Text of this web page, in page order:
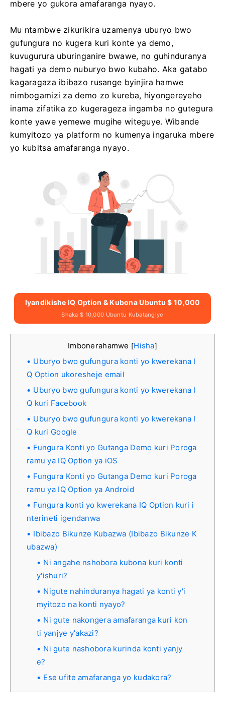
mbere yo gukora amafaranga nyayo.
Mu ntambwe zikurikira uzamenya uburyo bwo
gufungura no kugera kuri konte ya demo,
kuvugurura uburinganire bwawe, no guhinduranya
hagati ya demo nuburyo bwo kubaho. Aka gatabo
kagaragaza ibibazo rusange byinjira hamwe
nimbogamizi za demo zo kureba, hiyongereyeho
inama zifatika zo kugerageza ingamba no gutegura
konte yawe yemewe mugihe witeguye. Wibande
kumyitozo ya platform no kumenya ingaruka mbere
yo kubitsa amafaranga nyayo.
Iyandikishe IQ Option & Kubona Ubuntu $ 10,000
Shaka $ 10,000 Ubuntu Kubatangiye
Imbonerahamwe [Hisha]
Uburyo bwo gufungura konti yo kwerekana I
Q Option ukoresheje email
Uburyo bwo gufungura konti yo kwerekana I
Q kuri Facebook
Uburyo bwo gufungura konti yo kwerekana I
Q kuri Google
Fungura Konti yo Gutanga Demo kuri Poroga
ramu ya IQ Option ya iOS
Fungura Konti yo Gutanga Demo kuri Poroga
ramu ya IQ Option ya Android
Fungura konti yo kwerekana IQ Option kuri i
nterineti igendanwa
Ibibazo Bikunze Kubazwa (Ibibazo Bikunze K
ubazwa)
Ni angahe nshobora kubona kuri konti
y'ishuri?
Nigute nahinduranya hagati ya konti y'i
myitozo na konti nyayo?
Ni gute nakongera amafaranga kuri kon
ti yanjye y'akazi?
Ni gute nashobora kurinda konti yanjy
e?
Ese ufite amafaranga yo kudakora?